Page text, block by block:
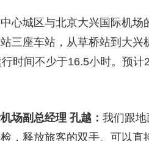
城区与北京大兴国际机场
三座车站，从草桥站到大
时间不少于16.5小时。预
场副总经理 孔越： 我们跟
，释放旅客的双手。可以直